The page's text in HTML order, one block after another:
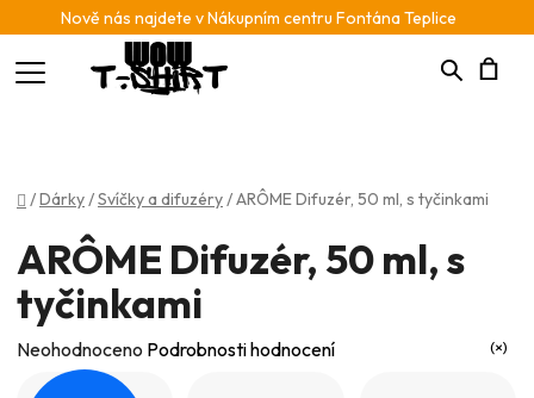
Nově nás najdete v Nákupním centru Fontána Teplice
Hledat
Domů
/Dárky/Svíčky a difuzéry/ARÔME Difuzér, 50 ml, s tyčinkami
ARÔME Difuzér, 50 ml, s
tyčinkami
Průměrné
hodnocení
Neohodnoceno Podrobnosti hodnocení